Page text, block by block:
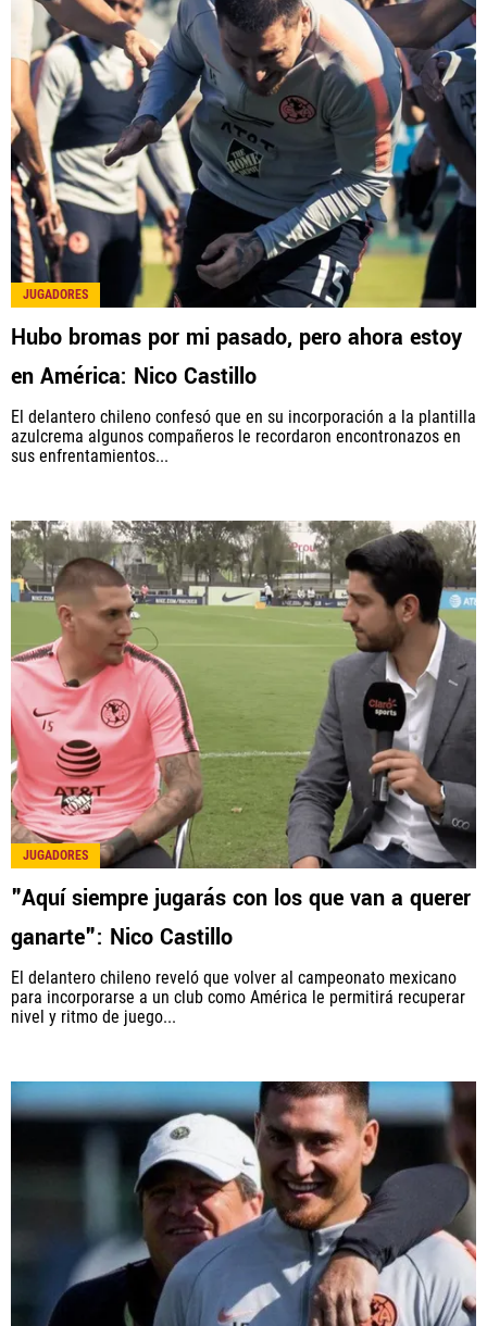
JUGADORES
Hubo bromas por mi pasado, pero ahora estoy
en América: Nico Castillo
El delantero chileno confesó que en su incorporación a la plantilla
azulcrema algunos compañeros le recordaron encontronazos en
sus enfrentamientos...
JUGADORES
"Aquí siempre jugarás con los que van a querer
ganarte": Nico Castillo
El delantero chileno reveló que volver al campeonato mexicano
para incorporarse a un club como América le permitirá recuperar
nivel y ritmo de juego...